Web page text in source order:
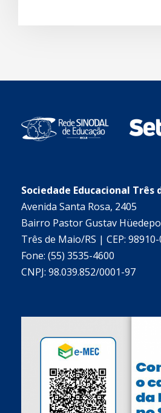
Sociedade Educacional Três
Avenida Santa Rosa, 2405
Bairro Pastor Gustav
Três de Maio/RS | CEP:
Fone: (55) 3535-4600
CNPJ: 98.039.852/0001-97